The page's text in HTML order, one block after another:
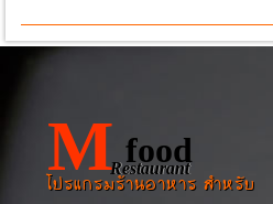
M food
Restaurant
โปรแกรมร้านอาหาร สำหรับ